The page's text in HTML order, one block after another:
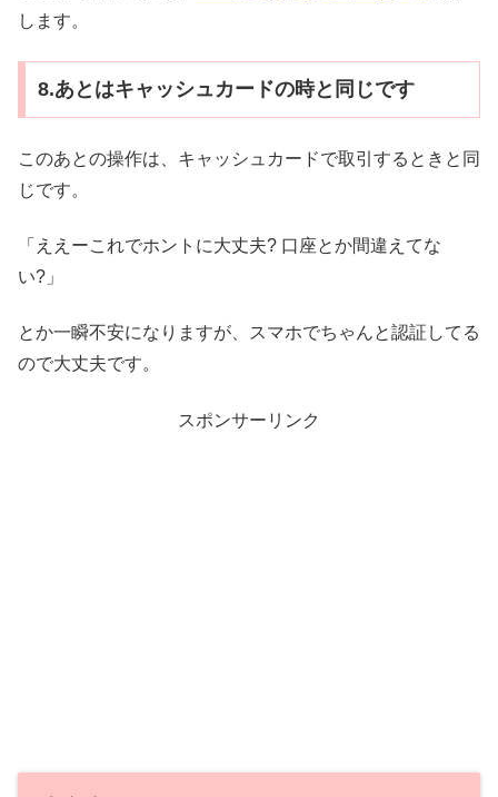
します。
8.あとはキャッシュカードの時と同じです
このあとの操作は、キャッシュカードで取引するときと同
じです。
「ええーこれでホントに大丈夫? 口座とか間違えてな
い?」
とか一瞬不安になりますが、スマホでちゃんと認証してる
ので大丈夫です。
スポンサーリンク